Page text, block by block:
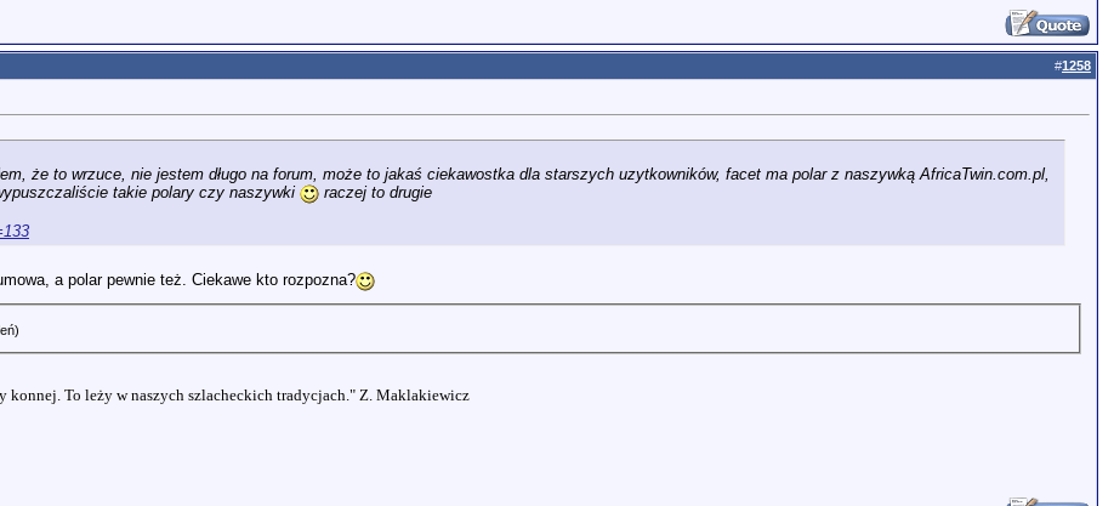
#1258
że to wrzuce, nie jestem długo na forum, może to jakaś ciekawostka dla starszych uzytkowników, facet ma polar z naszywką AfricaTwin.com.pl,
takie polary czy naszywki
raczej to drugie
a polar pewnie też. Ciekawe kto rozpozna?
To leży w naszych szlacheckich tradycjach." Z. Maklakiewicz